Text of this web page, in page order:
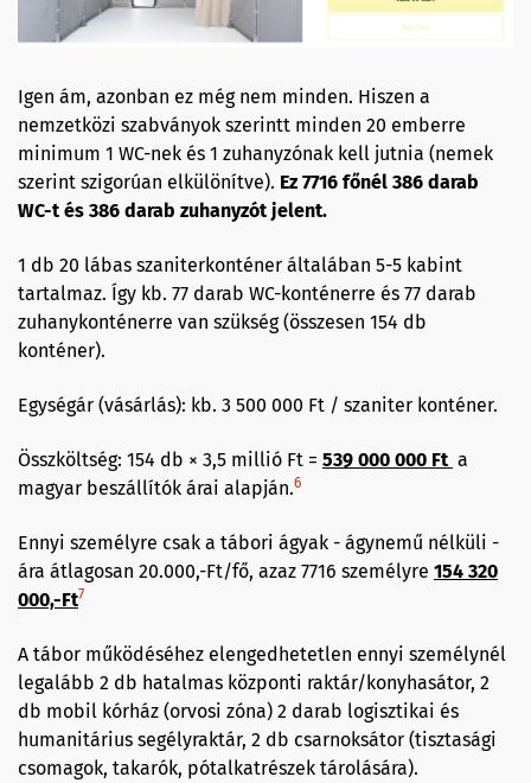
Igen ám, azonban ez még nem minden. Hiszen a
nemzetközi szabványok szerintt minden 20 emberre
minimum 1 WC-nek és 1 zuhanyzónak kell jutnia (nemek
szerint szigorúan elkülönítve). Ez 7716 főnél 386 darab
WC-t és 386 darab zuhanyzót jelent.
1 db 20 lábas szaniterkonténer általában 5-5 kabint
tartalmaz. Így kb. 77 darab WC-konténerre és 77 darab
zuhanykonténerre van szükség (összesen 154 db
konténer).
Egységár (vásárlás): kb. 3 500 000 Ft / szaniter konténer.
Összköltség: 154 db × 3,5 millió Ft = 539 000 000 Ft a
magyar beszállítók árai alapján.6
Ennyi személyre csak a tábori ágyak - ágynemű nélküli -
ára átlagosan 20.000,-Ft/fő, azaz 7716 személyre 154 320
000,-Ft7
A tábor működéséhez elengedhetetlen ennyi személynél
legalább 2 db hatalmas központi raktár/konyhasátor, 2
db mobil kórház (orvosi zóna) 2 darab logisztikai és
humanitárius segélyraktár, 2 db csarnoksátor (tisztasági
csomagok, takarók, pótalkatrészek tárolására).